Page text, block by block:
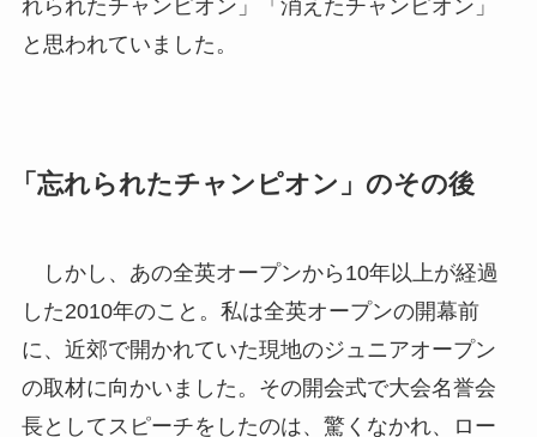
れられたチャンピオン」「消えたチャンピオン」
と思われていました。
「忘れられたチャンピオン」のその後
しかし、あの全英オープンから10年以上が経過
した2010年のこと。私は全英オープンの開幕前
に、近郊で開かれていた現地のジュニアオープン
の取材に向かいました。その開会式で大会名誉会
長としてスピーチをしたのは、驚くなかれ、ロー